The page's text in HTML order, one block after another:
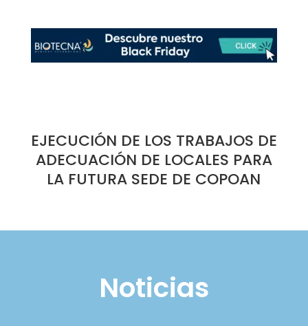
EJECUCIÓN DE LOS TRABAJOS DE
ADECUACIÓN DE LOCALES PARA
LA FUTURA SEDE DE COPOAN
Noticias